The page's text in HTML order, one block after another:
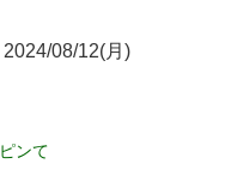
2024/08/12(月)
ンて